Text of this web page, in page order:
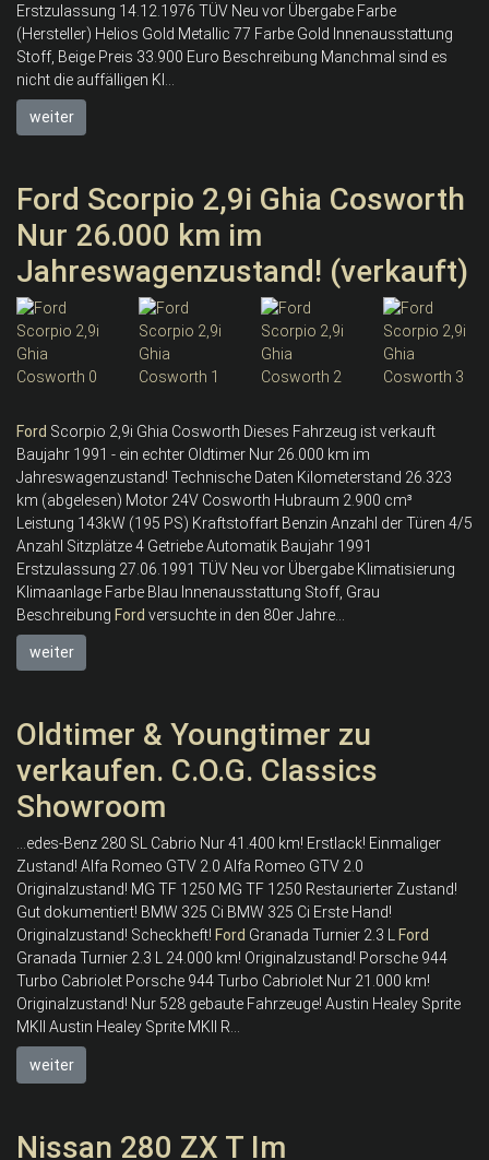
Erstzulassung 14.12.1976 TÜV Neu vor Übergabe Farbe
(Hersteller) Helios Gold Metallic 77 Farbe Gold Innenausstattung
Stoff, Beige Preis 33.900 Euro Beschreibung Manchmal sind es
nicht die auffälligen Kl...
weiter
Ford Scorpio 2,9i Ghia Cosworth
Nur 26.000 km im
Jahreswagenzustand! (verkauft)
Ford Scorpio 2,9i Ghia Cosworth Dieses Fahrzeug ist verkauft
Baujahr 1991 - ein echter Oldtimer Nur 26.000 km im
Jahreswagenzustand! Technische Daten Kilometerstand 26.323
km (abgelesen) Motor 24V Cosworth Hubraum 2.900 cm³
Leistung 143kW (195 PS) Kraftstoffart Benzin Anzahl der Türen 4/5
Anzahl Sitzplätze 4 Getriebe Automatik Baujahr 1991
Erstzulassung 27.06.1991 TÜV Neu vor Übergabe Klimatisierung
Klimaanlage Farbe Blau Innenausstattung Stoff, Grau
Beschreibung Ford versuchte in den 80er Jahre...
weiter
Oldtimer & Youngtimer zu
verkaufen. C.O.G. Classics
Showroom
...edes-Benz 280 SL Cabrio Nur 41.400 km! Erstlack! Einmaliger
Zustand! Alfa Romeo GTV 2.0 Alfa Romeo GTV 2.0
Originalzustand! MG TF 1250 MG TF 1250 Restaurierter Zustand!
Gut dokumentiert! BMW 325 Ci BMW 325 Ci Erste Hand!
Originalzustand! Scheckheft! Ford Granada Turnier 2.3 L Ford
Granada Turnier 2.3 L 24.000 km! Originalzustand! Porsche 944
Turbo Cabriolet Porsche 944 Turbo Cabriolet Nur 21.000 km!
Originalzustand! Nur 528 gebaute Fahrzeuge! Austin Healey Sprite
MKII Austin Healey Sprite MKII R...
weiter
Nissan 280 ZX T Im